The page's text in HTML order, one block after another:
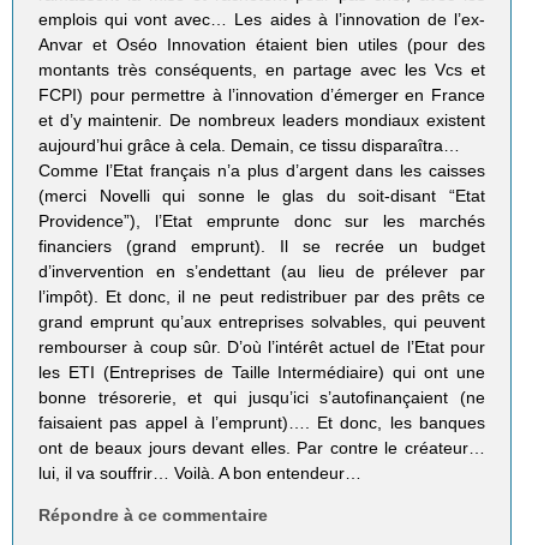
emplois qui vont avec… Les aides à l’innovation de l’ex-
Anvar et Oséo Innovation étaient bien utiles (pour des
montants très conséquents, en partage avec les Vcs et
FCPI) pour permettre à l’innovation d’émerger en France
et d’y maintenir. De nombreux leaders mondiaux existent
aujourd’hui grâce à cela. Demain, ce tissu disparaîtra…
Comme l’Etat français n’a plus d’argent dans les caisses
(merci Novelli qui sonne le glas du soit-disant “Etat
Providence”), l’Etat emprunte donc sur les marchés
financiers (grand emprunt). Il se recrée un budget
d’invervention en s’endettant (au lieu de prélever par
l’impôt). Et donc, il ne peut redistribuer par des prêts ce
grand emprunt qu’aux entreprises solvables, qui peuvent
rembourser à coup sûr. D’où l’intérêt actuel de l’Etat pour
les ETI (Entreprises de Taille Intermédiaire) qui ont une
bonne trésorerie, et qui jusqu’ici s’autofinançaient (ne
faisaient pas appel à l’emprunt)…. Et donc, les banques
ont de beaux jours devant elles. Par contre le créateur…
lui, il va souffrir… Voilà. A bon entendeur…
Répondre à ce commentaire